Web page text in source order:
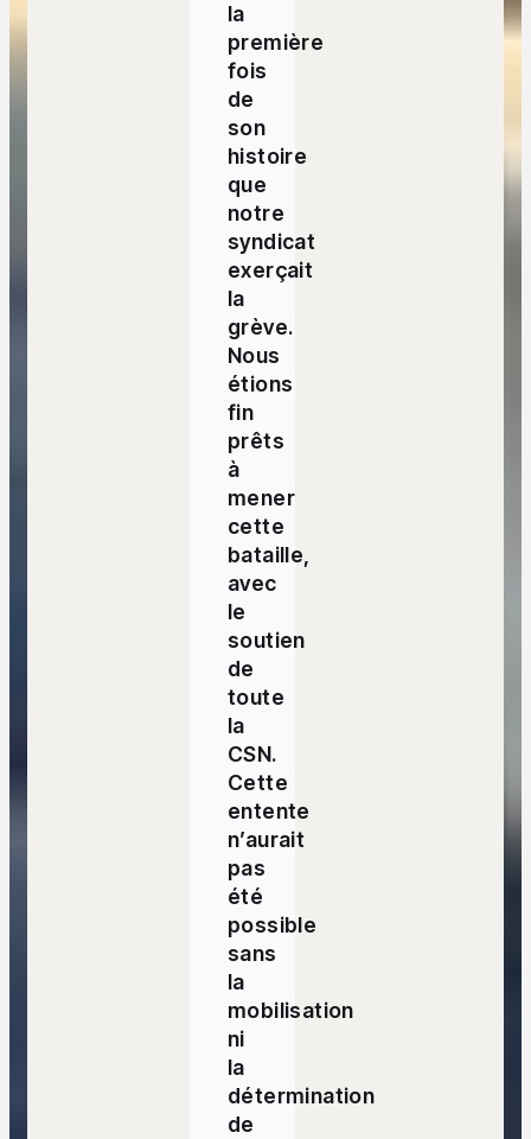
la
première
fois
de
son
histoire
que
notre
syndicat
exerçait
la
grève.
Nous
étions
fin
prêts
à
mener
cette
bataille,
avec
le
soutien
de
toute
la
CSN.
Cette
entente
n’aurait
pas
été
possible
sans
la
mobilisation
ni
la
détermination
de